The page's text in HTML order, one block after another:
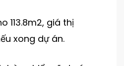
113.8m2, giá thị
xong dự án.